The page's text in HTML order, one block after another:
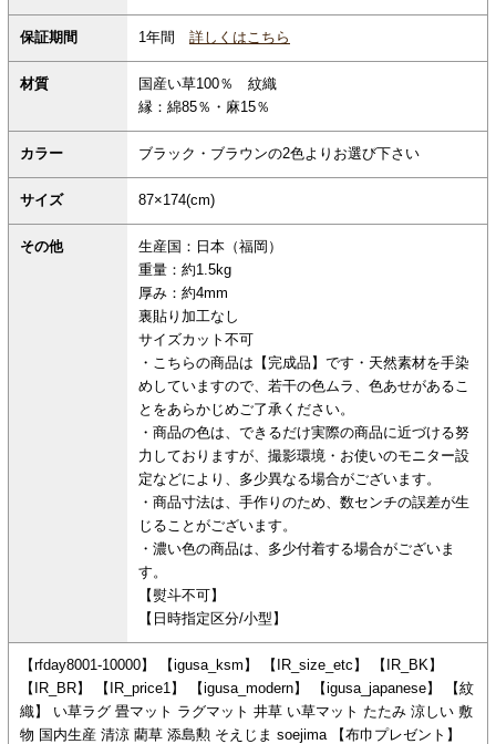
保証期間 1年間 詳しくはこちら
材質
国産い草100％ 紋織
縁：綿85％・麻15％
カラー ブラック・ブラウンの2色よりお選び下さい
サイズ 87×174(cm)
その他
生産国：日本（福岡）
重量：約1.5kg
厚み：約4mm
裏貼り加工なし
サイズカット不可
・こちらの商品は【完成品】です・天然素材を手染
めしていますので、若干の色ムラ、色あせがあるこ
とをあらかじめご了承ください。
・商品の色は、できるだけ実際の商品に近づける努
力しておりますが、撮影環境・お使いのモニター設
定などにより、多少異なる場合がございます。
・商品寸法は、手作りのため、数センチの誤差が生
じることがございます。
・濃い色の商品は、多少付着する場合がございま
す。
【熨斗不可】
【日時指定区分/小型】
【rfday8001-10000】 【igusa_ksm】 【IR_size_etc】 【IR_BK】
【IR_BR】 【IR_price1】 【igusa_modern】 【igusa_japanese】 【紋
織】 い草ラグ 畳マット ラグマット 井草 い草マット たたみ 涼しい 敷
物 国内生産 清涼 藺草 添島勲 そえじま soejima 【布巾プレゼント】